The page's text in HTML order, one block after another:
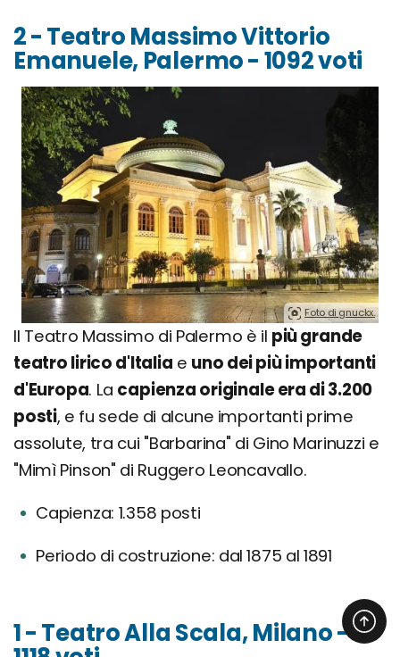
2 - Teatro Massimo Vittorio
Emanuele, Palermo - 1092 voti
Foto di gnuckx.
Il Teatro Massimo di Palermo è il più grande
teatro lirico d'Italia e uno dei più importanti
d'Europa. La capienza originale era di 3.200
posti, e fu sede di alcune importanti prime
assolute, tra cui "Barbarina" di Gino Marinuzzi e
"Mimì Pinson" di Ruggero Leoncavallo.
Capienza: 1.358 posti
Periodo di costruzione: dal 1875 al 1891
1 - Teatro Alla Scala, Milano -